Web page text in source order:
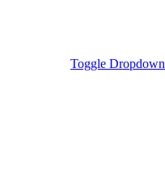
Toggle Dropdown